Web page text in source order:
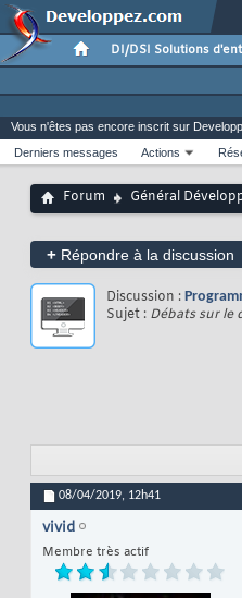
DI/DSI Solutions
Vous n'êtes pas encore inscrit sur
Derniers messages
Actions
Forum Général
+ Répondre à la discussion
Discussion :
Sujet : Débats sur le
08/04/2019, 12h41
vivid
Membre très actif